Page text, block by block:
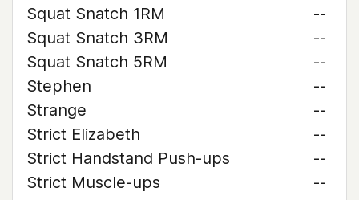
Squat Snatch 1RM
--
Squat Snatch 3RM
--
Squat Snatch 5RM
--
Stephen
--
Strange
--
Strict Elizabeth
--
Strict Handstand Push-ups
--
Strict Muscle-ups
--